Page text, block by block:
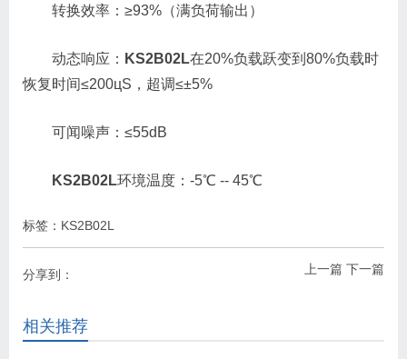
转换效率：≥93%（满负荷输出）
动态响应： KS2B02L在20%负载跃变到80%负载时
恢复时间≤200цS，超调≤±5%
可闻噪声：≤55dB
KS2B02L环境温度：-5℃ -- 45℃
标签： KS2B02L
上一篇 下一篇
分享到：
相关推荐